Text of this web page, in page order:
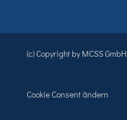
(c) Copyright by MCSS GmbH
Cookie Consent ändern